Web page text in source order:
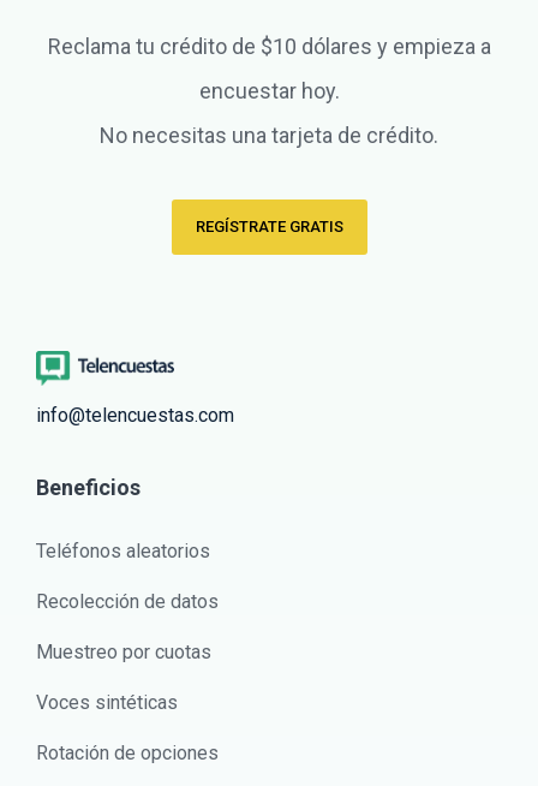
Reclama tu crédito de $10 dólares y empieza a
encuestar hoy.
No necesitas una tarjeta de crédito.
REGÍSTRATE GRATIS
info@telencuestas.com
Beneficios
Teléfonos aleatorios
Recolección de datos
Muestreo por cuotas
Voces sintéticas
Rotación de opciones